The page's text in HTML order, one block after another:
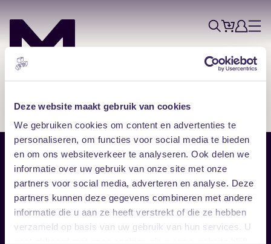
Deze website maakt gebruik van cookies
We gebruiken cookies om content en advertenties te
personaliseren, om functies voor social media te bieden
en om ons websiteverkeer te analyseren. Ook delen we
informatie over uw gebruik van onze site met onze
partners voor social media, adverteren en analyse. Deze
partners kunnen deze gegevens combineren met andere
informatie die u aan ze heeft verstrekt of die ze hebben
verzameld op basis van uw gebruik van hun services. U
ZoekTicketsAccount
Menu
Sitemap
Home
Vrijwilligers
Verhuur
Disclaimer
Toegankelijkheid
Privacy & cookies
Follow